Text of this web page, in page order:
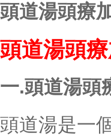
頭道湯頭療
頭道湯頭
一.頭道湯頭
頭道湯是一